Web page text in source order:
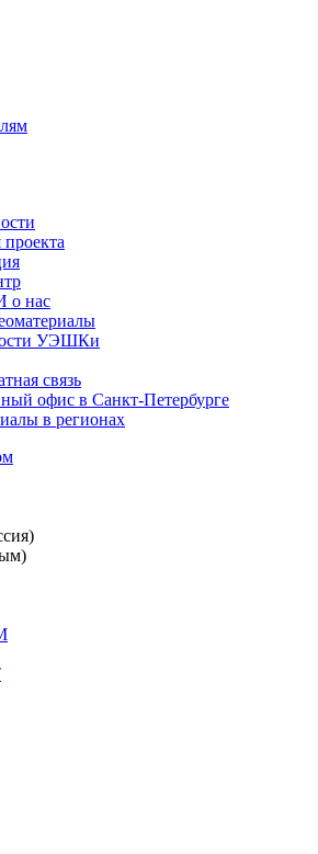
о нас
УЭШКи
связь
офис в Санкт-Петербурге
в регионах